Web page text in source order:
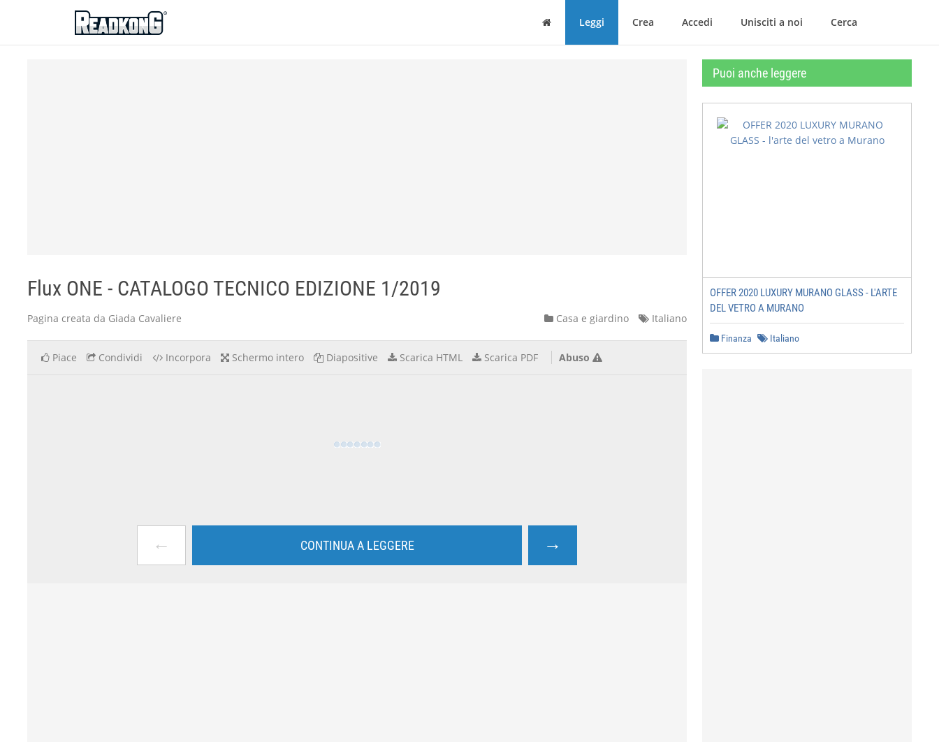
ReadkonG
Home Leggi Crea Accedi Unisciti a noi Cerca
Flux ONE - CATALOGO TECNICO EDIZIONE 1/2019
Pagina creata da Giada Cavaliere Casa e giardino Italiano
Piace Condividi Incorpora Schermo intero Diapositive Scarica HTML Scarica PDF Abuso
← CONTINUA A LEGGERE →
Puoi anche leggere
OFFER 2020 LUXURY MURANO GLASS - L'ARTE
DEL VETRO A MURANO
Finanza Italiano